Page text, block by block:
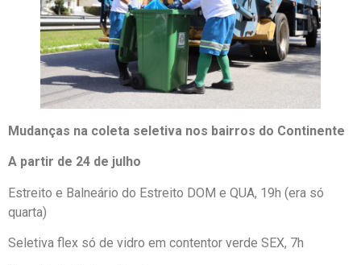
Mudanças na coleta seletiva nos bairros do Continente
A partir de 24 de julho
Estreito e Balneário do Estreito DOM e QUA, 19h (era só
quarta)
Seletiva flex só de vidro em contentor verde SEX, 7h